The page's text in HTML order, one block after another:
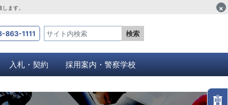
863-1111 検索
ます。 ×
入札・契約 採用案内・警察学校